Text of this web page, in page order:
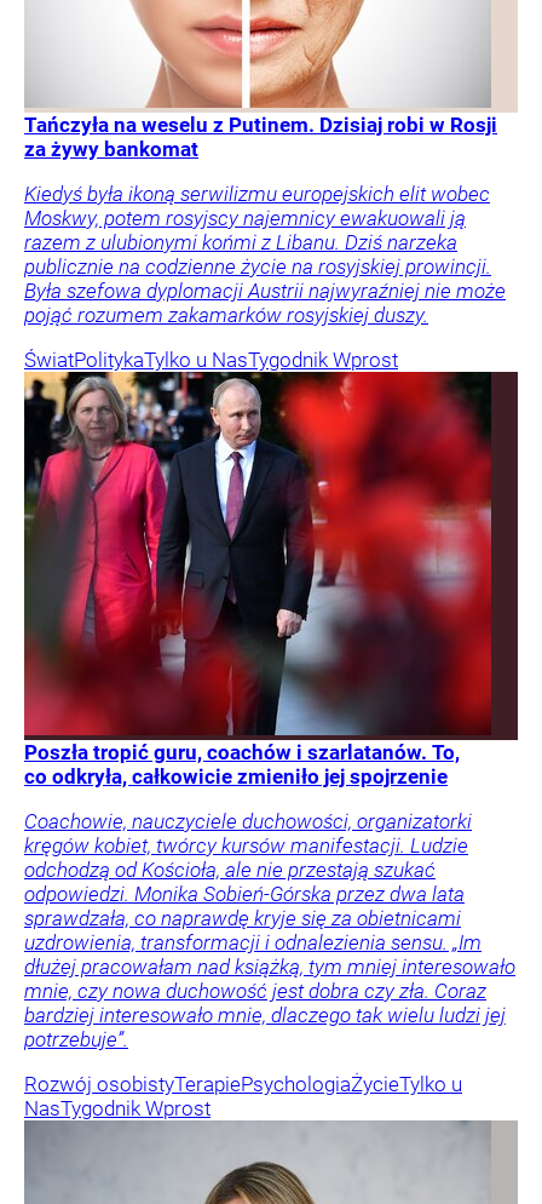
Tańczyła na weselu z Putinem. Dzisiaj robi w Rosji
za żywy bankomat
Kiedyś była ikoną serwilizmu europejskich elit wobec
Moskwy, potem rosyjscy najemnicy ewakuowali ją
razem z ulubionymi końmi z Libanu. Dziś narzeka
publicznie na codzienne życie na rosyjskiej prowincji.
Była szefowa dyplomacji Austrii najwyraźniej nie może
pojąć rozumem zakamarków rosyjskiej duszy.
ŚwiatPolitykaTylko u NasTygodnik Wprost
Poszła tropić guru, coachów i szarlatanów. To,
co odkryła, całkowicie zmieniło jej spojrzenie
Coachowie, nauczyciele duchowości, organizatorki
kręgów kobiet, twórcy kursów manifestacji. Ludzie
odchodzą od Kościoła, ale nie przestają szukać
odpowiedzi. Monika Sobień-Górska przez dwa lata
sprawdzała, co naprawdę kryje się za obietnicami
uzdrowienia, transformacji i odnalezienia sensu. „Im
dłużej pracowałam nad książką, tym mniej interesowało
mnie, czy nowa duchowość jest dobra czy zła. Coraz
bardziej interesowało mnie, dlaczego tak wielu ludzi jej
potrzebuje”.
Rozwój osobistyTerapiePsychologiaŻycieTylko u
NasTygodnik Wprost